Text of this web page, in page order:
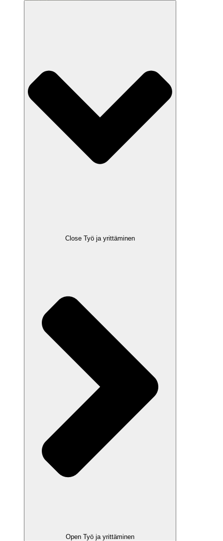
Close Työ ja yrittäminen
Open Työ ja yrittäminen